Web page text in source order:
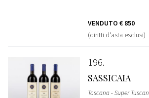
VENDUTO € 850
(diritti d'asta esclusi)
196
SASSICAIA
Toscana - Super Tuscan